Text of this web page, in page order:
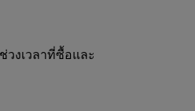
งเวลาที่ซื้อและ